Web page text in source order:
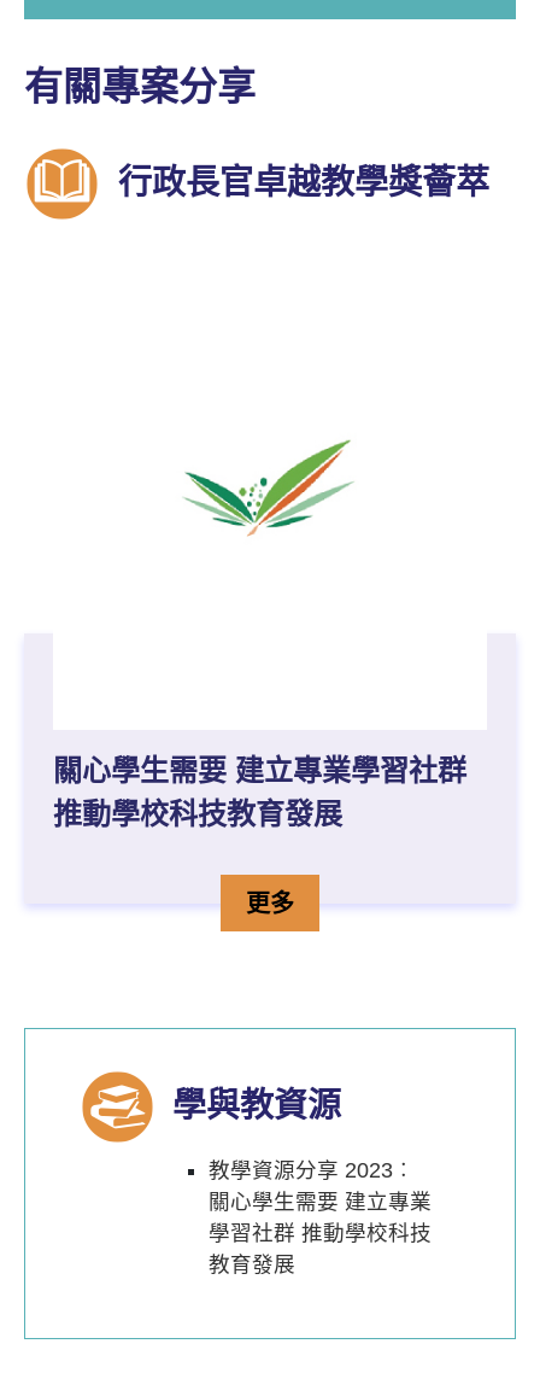
有關專案分享
行政長官卓越教學獎薈萃
關心學生需要 建立專業學習社群
推動學校科技教育發展
關心學生需要 建立專業學
更多詳情
學與教資源
教學資源分享 2023︰
關心學生需要 建立專業
學習社群 推動學校科技
教育發展